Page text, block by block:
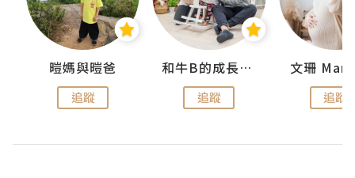
暟媽與暟爸
追蹤
和牛B的成長日記
追蹤
文珊
追蹤